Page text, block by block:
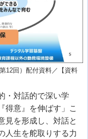
12回）配付資料／【資料
・対話的で深い学
得意』を伸ばす」こ
見を形成し、対話と
人生を舵取りする力